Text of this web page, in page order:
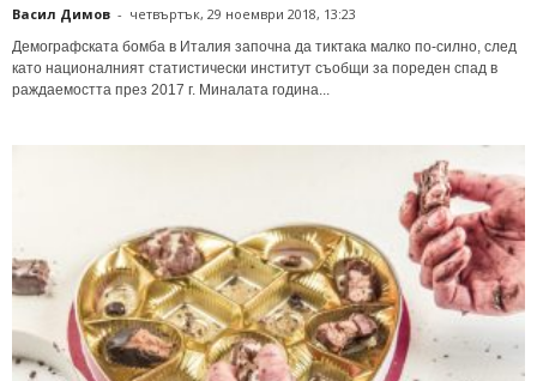
Васил Димов - четвъртък, 29 ноември 2018, 13:23
Демографската бомба в Италия започна да тиктака малко по-силно, след
като националният статистически институт съобщи за пореден спад в
раждаемостта през 2017 г. Миналата година...